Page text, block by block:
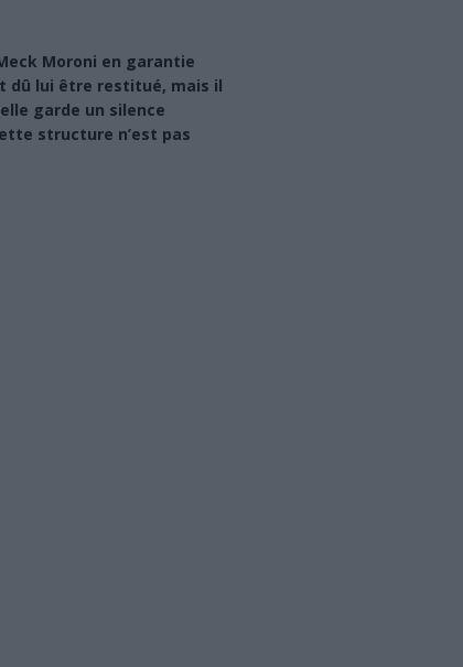
Moroni en garantie
dû lui être restitué, mais il
garde un silence
structure n’est pas